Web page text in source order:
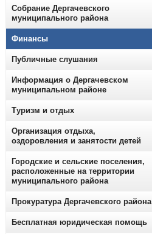
Собрание Дергачевского
муниципального района
Финансы
Публичные слушания
Информация о Дергачевском
муниципальном районе
Туризм и отдых
Организация отдыха,
оздоровления и занятости детей
Городские и сельские поселения,
расположенные на территории
муниципального района
Прокуратура Дергачевского района
Бесплатная юридическая помощь